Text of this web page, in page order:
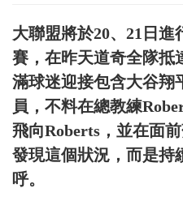
大聯盟將於20、21日
賽，在昨天道奇全隊抵
滿球迷迎接包含大谷翔
員，不料在總教練
飛向Roberts，並在面
發現這個狀況，而是持
呼。